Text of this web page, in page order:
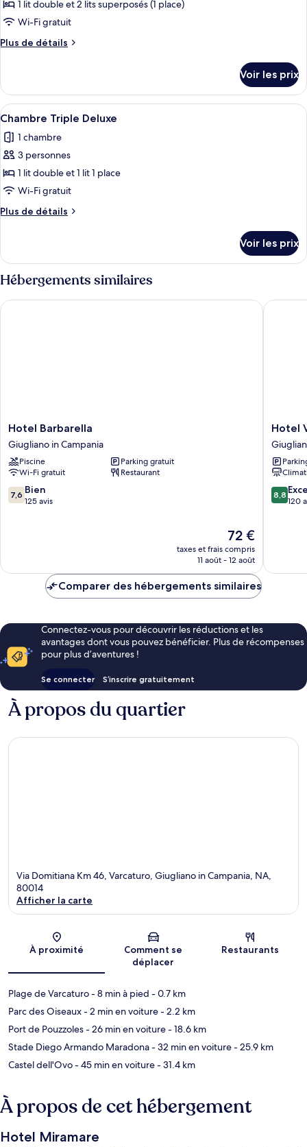
pour
ce
type
de
Chambre
Quadruple
Deluxe
1 lit double et 2 lits superposés (1 place)
Wi-Fi gratuit
Plus de détails
Plus
le
type
de
Chambre
Quadruple
Voir les prix
Afficher
toutes
les
photos
pour
ce
type
de
Chambre
Triple
Deluxe
Une chambre d’hôtel avec un lit,
4
Chambre Triple Deluxe
1 chambre
3 personnes
1 lit double et 1 lit 1 place
Wi-Fi gratuit
Plus de détails
Plus
le
type
de
chambre
Chambre
Voir les prix
Hébergements similaires
Hotel
Barbarella
Giugliano
in
Campania
Hotel Barbarella
Giugliano in Campania
Piscine
Parking gratuit
Wi-Fi gratuit
Restaurant
7.6
sur
7,6 Bien
125 avis
Le
nouveau
prix
de
72 €
taxes et frais compris
11 août - 12 août
Hotel Barbarella
Hotel
Vogue
in
Hotel
8.8
sur
8,8
120
Hotel
Comparer des hébergements similaires
Connectez-vous pour découvrir les réductions et les
avantages dont vous pouvez bénéficier. Plus de récompenses
pour plus d’aventures !
Se connecter S’inscrire gratuitement
À propos du quartier
Via Domitiana Km 46, Varcaturo, Giugliano in Campania, NA,
80014
Afficher la carte
À proximité
Comment se
déplacer
Restaurants
Plage de Varcaturo- 8 min à pied - 0.7 km
Parc des Oiseaux- 2 min en voiture- 2.2 km
Port de Pouzzoles- 26 min en voiture- 18.6 km
Stade Diego Armando Maradona- 32 min en voiture- 25.9 km
Castel dell'Ovo- 45 min en voiture- 31.4 km
À propos de cet hébergement
Hotel Miramare